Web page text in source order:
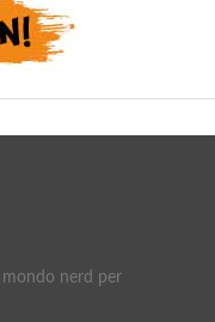
mondo nerd per